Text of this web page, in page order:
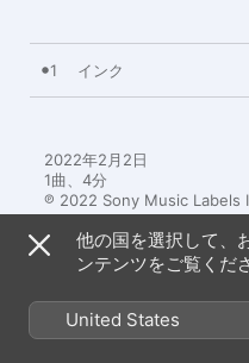
1 インク
2022年2月2日
1曲、4分
℗ 2022 Sony Music Labels
ミュージックビデオ
他の国を選択して、
ンテンツをご覧くだ
United States